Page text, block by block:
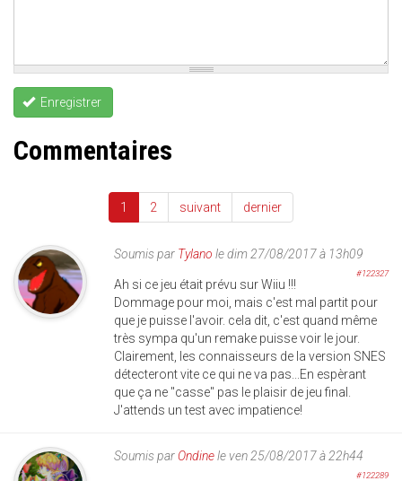
Enregistrer
Commentaires
1 2 suivant dernier
Soumis par Tylano le dim 27/08/2017 à 13h09
#122327
Ah si ce jeu était prévu sur Wiiu !!!
Dommage pour moi, mais c'est mal partit pour
que je puisse l'avoir. cela dit, c'est quand même
très sympa qu'un remake puisse voir le jour.
Clairement, les connaisseurs de la version SNES
détecteront vite ce qui ne va pas...En espèrant
que ça ne "casse" pas le plaisir de jeu final.
J'attends un test avec impatience!
Soumis parOndinele ven 25/08/2017 à 22h44
#122289